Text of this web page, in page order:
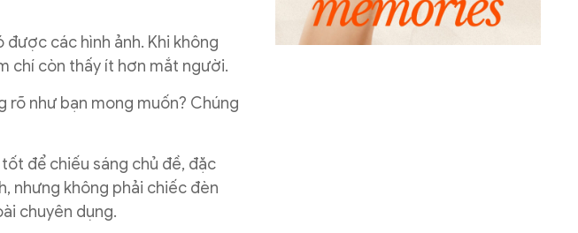
các hình ảnh. Khi không
chí còn thấy ít hơn mắt người.
như bạn mong muốn? Chúng
để chiếu sáng chủ đề, đặc
nhưng không phải chiếc đèn
chuyên dụng.